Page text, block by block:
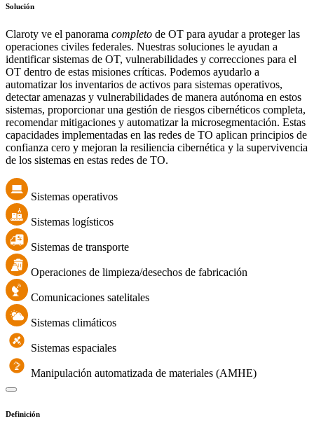
Solución
Claroty ve el panorama completo de OT para ayudar a proteger las
operaciones civiles federales. Nuestras soluciones le ayudan a
identificar sistemas de OT, vulnerabilidades y correcciones para el
OT dentro de estas misiones críticas. Podemos ayudarlo a
automatizar los inventarios de activos para sistemas operativos,
detectar amenazas y vulnerabilidades de manera autónoma en estos
sistemas, proporcionar una gestión de riesgos cibernéticos completa,
recomendar mitigaciones y automatizar la microsegmentación. Estas
capacidades implementadas en las redes de TO aplican principios de
confianza cero y mejoran la resiliencia cibernética y la supervivencia
de los sistemas en estas redes de TO.
Sistemas operativos
Sistemas logísticos
Sistemas de transporte
Operaciones de limpieza/desechos de fabricación
Comunicaciones satelitales
Sistemas climáticos
Sistemas espaciales
Manipulación automatizada de materiales (AMHE)
Definición